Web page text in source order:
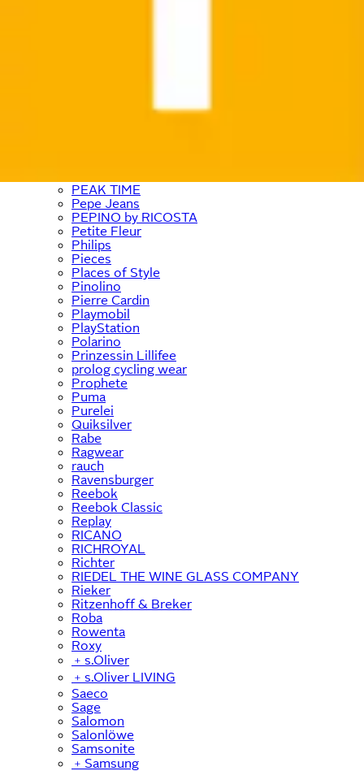
OTTO products
PEAK TIME
Pepe Jeans
PEPINO by RICOSTA
Petite Fleur
Philips
Pieces
Places of Style
Pinolino
Pierre Cardin
Playmobil
PlayStation
Polarino
Prinzessin Lillifee
prolog cycling wear
Prophete
Puma
Purelei
Quiksilver
Rabe
Ragwear
rauch
Ravensburger
Reebok
Reebok Classic
Replay
RICANO
RICHROYAL
Richter
RIEDEL THE WINE GLASS COMPANY
Rieker
Ritzenhoff & Breker
Roba
Rowenta
Roxy
﹢ s.Oliver
﹢ s.Oliver LIVING
Saeco
Sage
Salomon
Salonlöwe
Samsonite
﹢ Samsung